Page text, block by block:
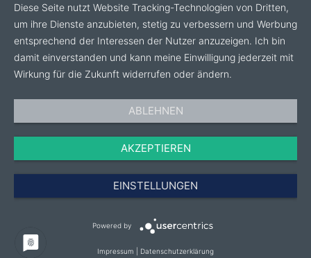
Diese Seite nutzt Website Tracking-Technologien von Dritten,
um ihre Dienste anzubieten, stetig zu verbessern und Werbung
entsprechend der Interessen der Nutzer anzuzeigen. Ich bin
damit einverstanden und kann meine Einwilligung jederzeit mit
Wirkung für die Zukunft widerrufen oder ändern.
ABLEHNEN
AKZEPTIEREN
EINSTELLUNGEN
Powered by
Impressum Datenschutzerklärung